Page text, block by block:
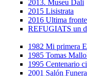
2013. Museu Dali
2015 Lisistrata
2016 Ultima
REFUGIATS un
1982 Mi primera
1985 Tomas
1995 Centenario
2001 Salón